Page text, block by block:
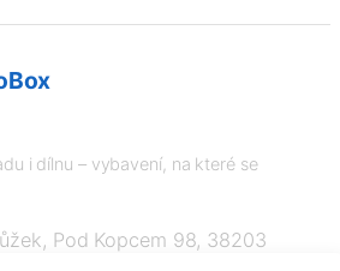
i dílnu – vybavení, na které se
Pod Kopcem 98, 38203